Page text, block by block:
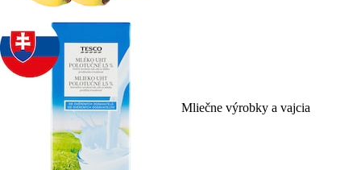
Mliečne výrobky a vajcia